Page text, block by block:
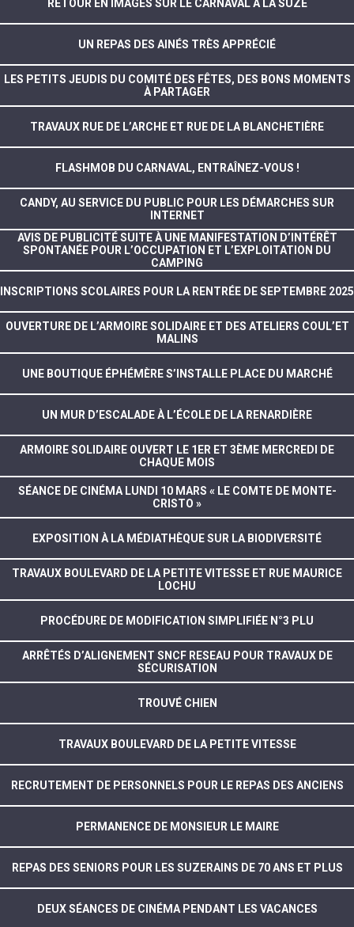
RETOUR EN IMAGES SUR LE CARNAVAL À LA SUZE
UN REPAS DES AINÉS TRÈS APPRÉCIÉ
LES PETITS JEUDIS DU COMITÉ DES FÊTES, DES BONS MOMENTS
À PARTAGER
TRAVAUX RUE DE L’ARCHE ET RUE DE LA BLANCHETIÈRE
FLASHMOB DU CARNAVAL, ENTRAÎNEZ-VOUS !
CANDY, AU SERVICE DU PUBLIC POUR LES DÉMARCHES SUR
INTERNET
AVIS DE PUBLICITÉ SUITE À UNE MANIFESTATION D’INTÉRÊT
SPONTANÉE POUR L’OCCUPATION ET L’EXPLOITATION DU
CAMPING
INSCRIPTIONS SCOLAIRES POUR LA RENTRÉE DE SEPTEMBRE 2025
OUVERTURE DE L’ARMOIRE SOLIDAIRE ET DES ATELIERS COUL’ET
MALINS
UNE BOUTIQUE ÉPHÉMÈRE S’INSTALLE PLACE DU MARCHÉ
UN MUR D’ESCALADE À L’ÉCOLE DE LA RENARDIÈRE
ARMOIRE SOLIDAIRE OUVERT LE 1ER ET 3ÈME MERCREDI DE
CHAQUE MOIS
SÉANCE DE CINÉMA LUNDI 10 MARS « LE COMTE DE MONTE-
CRISTO »
EXPOSITION À LA MÉDIATHÈQUE SUR LA BIODIVERSITÉ
TRAVAUX BOULEVARD DE LA PETITE VITESSE ET RUE MAURICE
LOCHU
PROCÉDURE DE MODIFICATION SIMPLIFIÉE N°3 PLU
ARRÊTÉS D’ALIGNEMENT SNCF RESEAU POUR TRAVAUX DE
SÉCURISATION
TROUVÉ CHIEN
TRAVAUX BOULEVARD DE LA PETITE VITESSE
RECRUTEMENT DE PERSONNELS POUR LE REPAS DES ANCIENS
PERMANENCE DE MONSIEUR LE MAIRE
REPAS DES SENIORS POUR LES SUZERAINS DE 70 ANS ET PLUS
DEUX SÉANCES DE CINÉMA PENDANT LES VACANCES